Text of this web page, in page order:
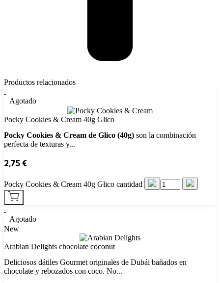
Productos relacionados
Agotado
Pocky Cookies & Cream 40g Glico
Pocky Cookies & Cream de Glico (40g) son la combinación
perfecta de texturas y...
2,75€
Pocky Cookies & Cream 40g Glico cantidad
Agotado
New
Arabian Delights chocolate coconut
Deliciosos dátiles Gourmet originales de Dubái bañados en
chocolate y rebozados con coco. No...